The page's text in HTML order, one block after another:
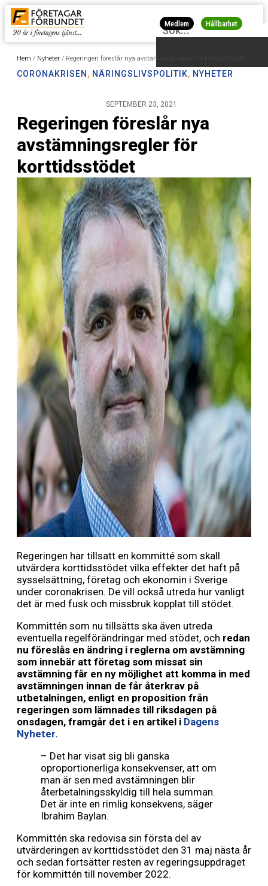
Medlem Hållbarhet
Hem / Nyheter / Regeringen föreslår nya avstämningsregler för korttidsstödet
CORONAKRISEN , NÄRINGSLIVSPOLITIK, NYHETER
SEPTEMBER 23, 2021
Regeringen föreslår nya
avstämningsregler för
korttidsstödet
Regeringen har tillsatt en kommitté som skall
utvärdera korttidsstödet vilka effekter det haft på
sysselsättning, företag och ekonomin i Sverige
under coronakrisen. De vill också utreda hur vanligt
det är med fusk och missbruk kopplat till stödet.
Kommittén som nu tillsätts ska även utreda
eventuella regelförändringar med stödet, och redan
nu föreslås en ändring i reglerna om avstämning
som innebär att företag som missat sin
avstämning får en ny möjlighet att komma in med
avstämningen innan de får återkrav på
utbetalningen, enligt en proposition från
regeringen som lämnades till riksdagen på
onsdagen, framgår det i en artikel i Dagens
Nyheter.
– Det har visat sig bli ganska
oproportionerliga konsekvenser, att om
man är sen med avstämningen blir
återbetalningsskyldig till hela summan.
Det är inte en rimlig konsekvens, säger
Ibrahim Baylan.
Kommittén ska redovisa sin första del av
utvärderingen av korttidsstödet den 31 maj nästa år
och sedan fortsätter resten av regeringsuppdraget
för kommittén till november 2022.